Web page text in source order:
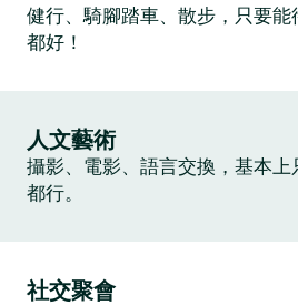
健行、騎腳踏車、散步，只要
都好！
人文藝術
攝影、電影、語言交換，基本
都行。
社交聚會